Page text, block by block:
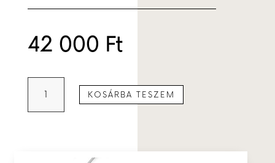
42 000 Ft
medál
mennyiség
KOSÁRBA TESZEM